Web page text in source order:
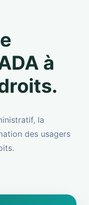
à
la
des usagers